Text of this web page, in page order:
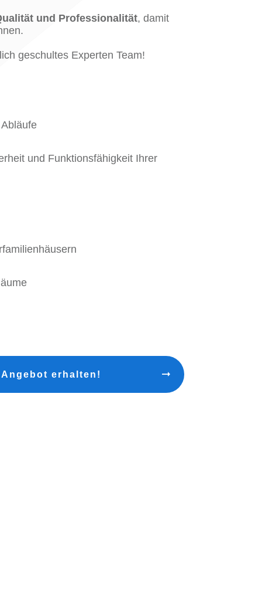
und Professionalität, damit
geschultes Experten Team!
und Funktionsfähigkeit Ihrer
erhalten!